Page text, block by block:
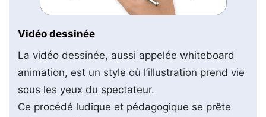
Vidéo dessinée
La vidéo dessinée, aussi appelée whiteboard
animation, est un style où l’illustration prend vie
sous les yeux du spectateur.
Ce procédé ludique et pédagogique se prête